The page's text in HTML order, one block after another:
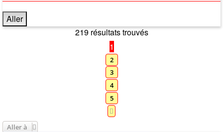
219 résultats trouvés
1
2
3
4
5
Aller à